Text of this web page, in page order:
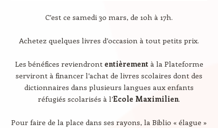
C’est ce samedi 30 mars, de 10h à 17h.
Achetez quelques livres d’occasion à tout petits prix.
Les bénéfices reviendront entièrementà la Plateforme
serviront à financer l’achat de livres scolaires dont des
dictionnaires dans plusieurs langues aux enfants
réfugiés scolarisés à l’Ecole Maximilien.
Pour faire de la place dans ses rayons, la Biblio « élague »